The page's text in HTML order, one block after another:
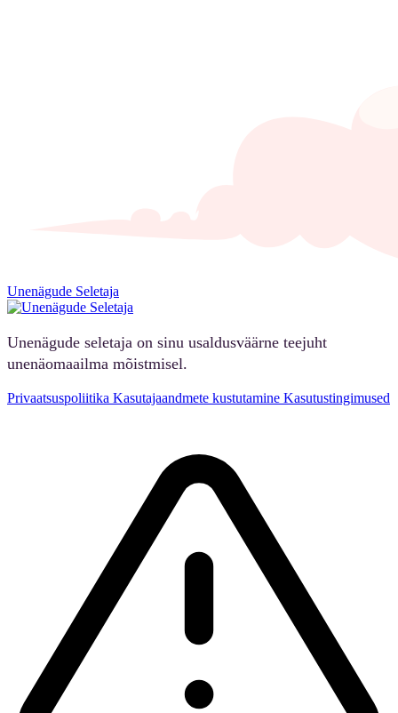
Unenägude Seletaja
Unenägude seletaja on sinu usaldusväärne teejuht
unenäomaailma mõistmisel.
Privaatsuspoliitika Kasutajaandmete kustutamine Kasutustingimused